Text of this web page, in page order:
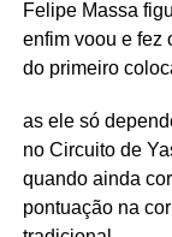
Felipe Massa
enfim voou e fez
do primeiro
as ele só
no Circuito de
quando ainda
pontuação na